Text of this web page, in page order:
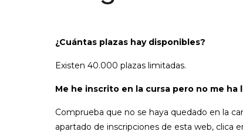
¿Cuántas plazas hay disponibles?
Existen 40.000 plazas limitadas.
Me he inscrito en la cursa pero no me
Comprueba que no se haya quedado en la
apartado de inscripciones de esta web, clica